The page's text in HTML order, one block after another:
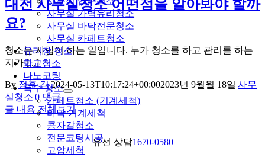
사무실 가벽유리청소
사무실 바닥전문청소
사무실 카페트청소
유리창 청소
학교청소
나노코팅
특수 청소
카페트청소 (기계세척)
바닥 기계세척
콩자갈청소
전문코팅시공
고압세척
대전 사무실청소 어떤점을 알아봐야 할까
요?
청소는 사람이 하는 일입니다. 누가 청소를 하고 관리를 하는
지가 [...]
By 정훈 김|2024-05-13T10:17:24+00:002023년 9월월 18일|사무
실청소|0 댓글
글 내용 전체보기
유선 상담1670-0580